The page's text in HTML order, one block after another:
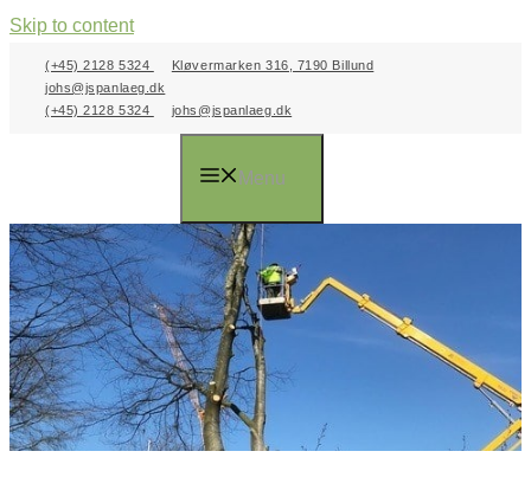
Skip to content
(+45) 2128 5324
Kløvermarken 316, 7190 Billund
johs@jspanlaeg.dk
(+45) 2128 5324
johs@jspanlaeg.dk
Menu